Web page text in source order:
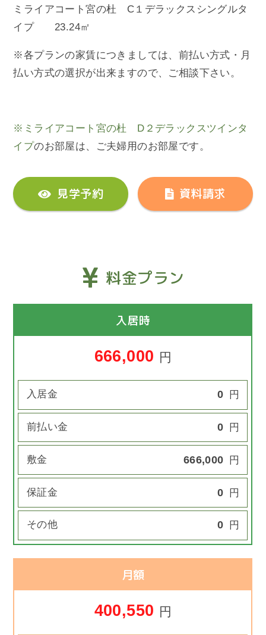
ミライアコート宮の杜 C１デラックスシングルタ
イプ 23.24㎡
※各プランの家賃につきましては、前払い方式・月
払い方式の選択が出来ますので、ご相談下さい。
※ミライアコート宮の杜 D２デラックスツインタ
イプのお部屋は、ご夫婦用のお部屋です。
見学予約 資料請求
料金プラン
入居時
666,000 円
入居金 0 円
前払い金 0 円
敷金 666,000 円
保証金 0 円
その他 0 円
月額
400,550 円